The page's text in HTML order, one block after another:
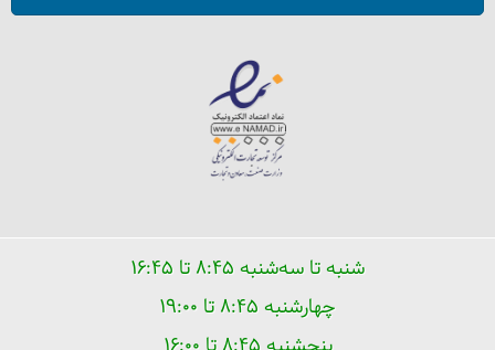
پرواز را از بدنتان به در کنید!
شنبه تا سه‌شنبه ۸:۴۵ تا ۱۶:۴۵
چهارشنبه ۸:۴۵ تا ۱۹:۰۰